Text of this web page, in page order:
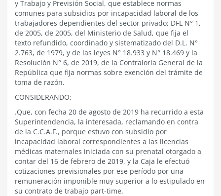
y Trabajo y Previsión Social, que establece normas
comunes para subsidios por incapacidad laboral de los
trabajadores dependientes del sector privado; DFL N° 1,
de 2005, de 2005, del Ministerio de Salud, que fija el
texto refundido, coordinado y sistematizado del D.L. N°
2.763, de 1979, y de las leyes N° 18.933 y N° 18.469 y la
Resolución N° 6, de 2019, de la Contraloría General de la
República que fija normas sobre exención del trámite de
toma de razón.
CONSIDERANDO:
.Que, con fecha 20 de agosto de 2019 ha recurrido a esta
Superintendencia, la interesada, reclamando en contra
de la C.C.A.F., porque estuvo con subsidio por
incapacidad laboral correspondientes a las licencias
médicas maternales iniciada con su prenatal otorgado a
contar del 16 de febrero de 2019, y la Caja le efectuó
cotizaciones previsionales por ese período por una
remuneración imponible muy superior a lo estipulado en
su contrato de trabajo part-time.